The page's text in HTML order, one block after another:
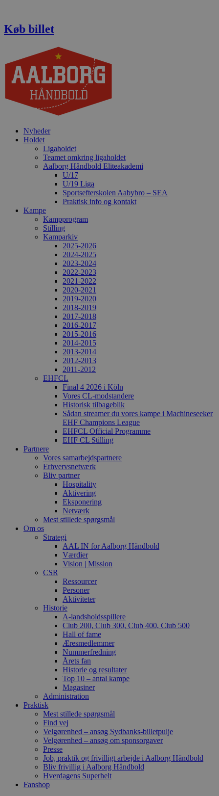
indhold
Køb billet
Nyheder
Holdet
Ligaholdet
Teamet omkring ligaholdet
Aalborg Håndbold Eliteakademi
U/17
U/19 Liga
Sportsefterskolen Aabybro – SEA
Praktisk info og kontakt
Kampe
Kampprogram
Stilling
Kamparkiv
2025-2026
2024-2025
2023-2024
2022-2023
2021-2022
2020-2021
2019-2020
2018-2019
2017-2018
2016-2017
2015-2016
2014-2015
2013-2014
2012-2013
2011-2012
EHFCL
Final 4 2026 i Köln
Vores CL-modstandere
Historisk tilbageblik
Sådan streamer du vores kampe i Machineseeker
EHF Champions League
EHFCL Official Programme
EHF CL Stilling
Partnere
Vores samarbejdspartnere
Erhvervsnetværk
Bliv partner
Hospitality
Aktivering
Eksponering
Netværk
Mest stillede spørgsmål
Om os
Strategi
AAL IN for Aalborg Håndbold
Værdier
Vision | Mission
CSR
Ressourcer
Personer
Aktiviteter
Historie
A-landsholdsspillere
Club 200, Club 300, Club 400, Club 500
Hall of fame
Æresmedlemmer
Nummerfredning
Årets fan
Historie og resultater
Top 10 – antal kampe
Magasiner
Administration
Praktisk
Mest stillede spørgsmål
Find vej
Velgørenhed – ansøg Sydbanks-billetpulje
Velgørenhed – ansøg om sponsorgaver
Presse
Job, praktik og frivilligt arbejde i Aalborg Håndbold
Bliv frivillig i Aalborg Håndbold
Hverdagens Superhelt
Fanshop